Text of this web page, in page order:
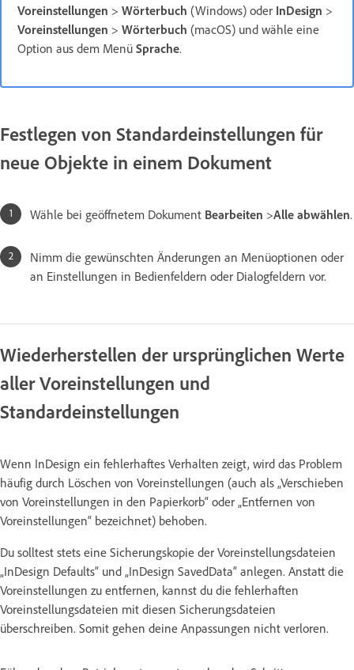
Voreinstellungen > Wörterbuch (Windows) oder InDesign >
Voreinstellungen > Wörterbuch (macOS) und wähle eine
Option aus dem Menü Sprache.
Festlegen von Standardeinstellungen für
neue Objekte in einem Dokument
Wähle bei geöffnetem Dokument Bearbeiten >Alle abwählen.
Nimm die gewünschten Änderungen an Menüoptionen oder
an Einstellungen in Bedienfeldern oder Dialogfeldern vor.
Wiederherstellen der ursprünglichen Werte
aller Voreinstellungen und
Standardeinstellungen
Wenn InDesign ein fehlerhaftes Verhalten zeigt, wird das Problem
häufig durch Löschen von Voreinstellungen (auch als „Verschieben
von Voreinstellungen in den Papierkorb“ oder „Entfernen von
Voreinstellungen“ bezeichnet) behoben.
Du solltest stets eine Sicherungskopie der Voreinstellungsdateien
„InDesign Defaults“ und „InDesign SavedData“ anlegen. Anstatt die
Voreinstellungen zu entfernen, kannst du die fehlerhaften
Voreinstellungsdateien mit diesen Sicherungsdateien
überschreiben. Somit gehen deine Anpassungen nicht verloren.